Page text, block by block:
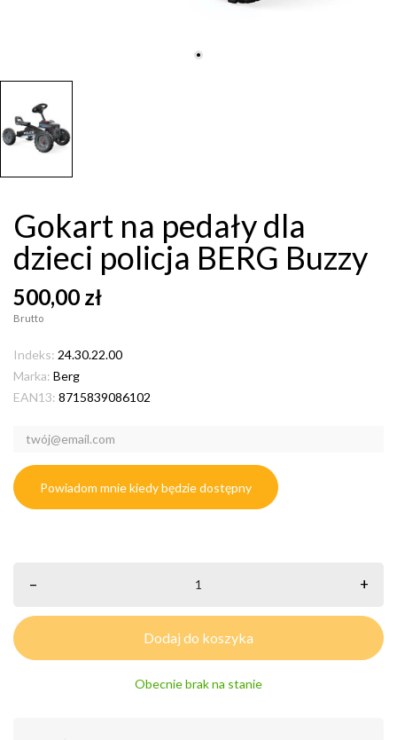
Gokart na pedały dla
dzieci policja BERG Buzzy
500,00 zł
Brutto
Indeks: 24.30.22.00
Marka: Berg
EAN13: 8715839086102
Powiadom mnie kiedy będzie dostępny
– +
Dodaj do koszyka
Obecnie brak na stanie